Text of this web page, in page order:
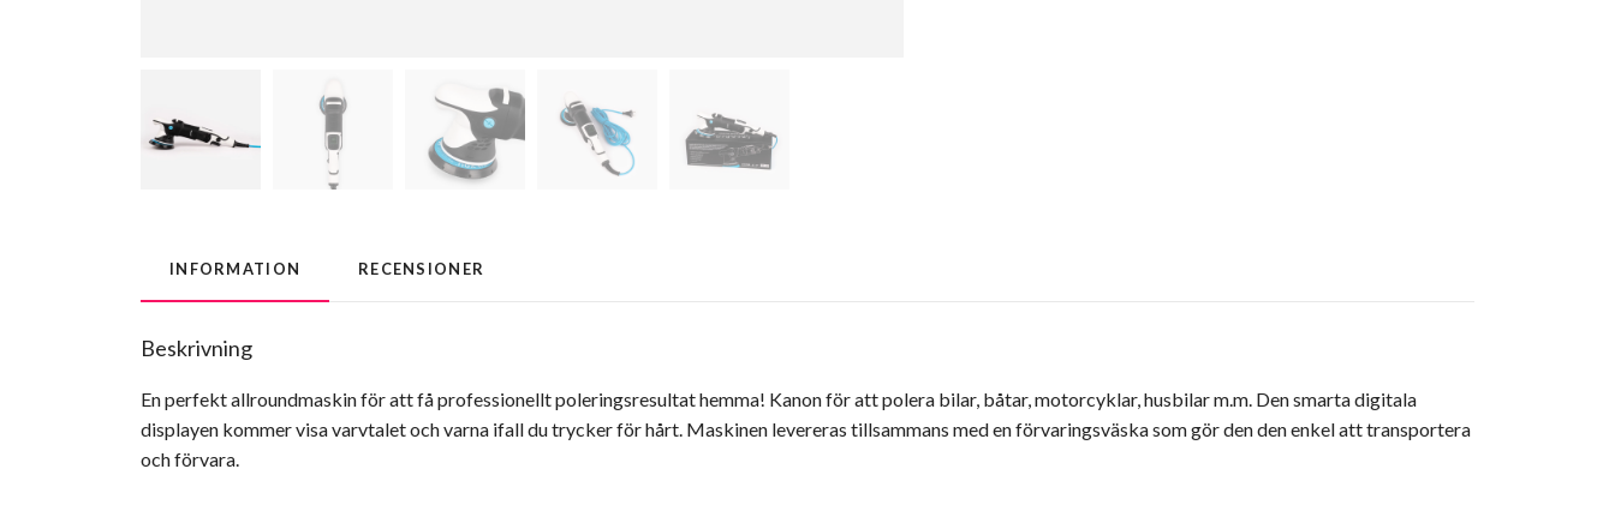
INFORMATION RECENSIONER
Beskrivning
En perfekt allroundmaskin för att få professionellt poleringsresultat hemma! Kanon för att polera bilar, båtar, motorcyklar, husbilar m.m. Den smarta digitala
displayen kommer visa varvtalet och varna ifall du trycker för hårt. Maskinen levereras tillsammans med en förvaringsväska som gör den den enkel att transportera
och förvara.